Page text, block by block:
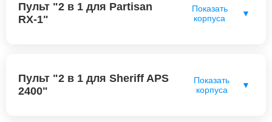
Пульт "2 в 1 для Partisan
RX-1"
Показать
корпуса
▼
Пульт "2 в 1 для Sheriff APS
2400"
Показать
корпуса
▼